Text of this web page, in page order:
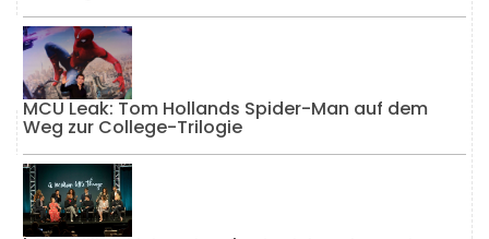
MCU Leak: Tom Hollands Spider-Man auf dem
Weg zur College-Trilogie